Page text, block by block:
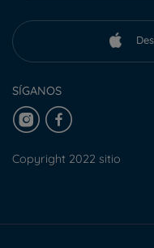
SÍGANOS
Copyright 2022 sitio